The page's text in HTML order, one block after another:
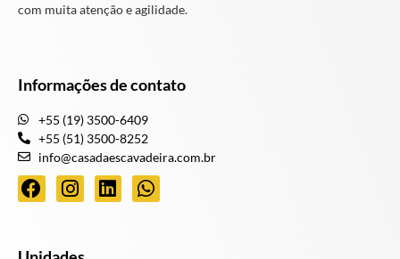
com muita atenção e agilidade.
Informações de contato
+55 (19) 3500-6409
+55 (51) 3500-8252
info@casadaescavadeira.com.br